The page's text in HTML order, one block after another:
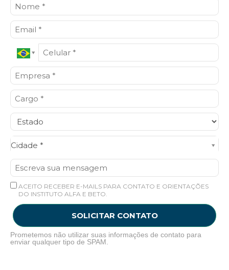
Cidade *
Cidade*
ACEITO RECEBER E-MAILS PARA CONTATO E ORIENTAÇÕES
DO INSTITUTO ALFA E BETO.
SOLICITAR CONTATO
Prometemos não utilizar suas informações de contato para
enviar qualquer tipo de SPAM.